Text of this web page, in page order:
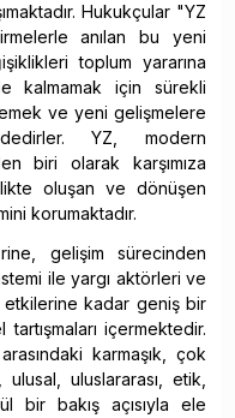
Hukukçular "YZ
anılan bu yeni
toplum yararına
kalmamak için sürekli
ve yeni gelişmelere
YZ, modern
biri olarak karşımıza
oluşan ve dönüşen
korumaktadır.
gelişim sürecinden
ile yargı aktörleri ve
etkilerine kadar geniş bir
içermektedir.
karmaşık, çok
uluslararası, etik,
bir bakış açısıyla ele